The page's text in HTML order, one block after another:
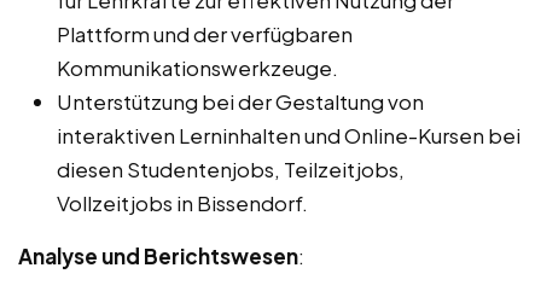
Plattform und der verfügbaren
Kommunikationswerkzeuge.
Unterstützung bei der Gestaltung von
interaktiven Lerninhalten und Online-Kursen bei
diesen Studentenjobs, Teilzeitjobs,
Vollzeitjobs in Bissendorf.
Analyse und Berichtswesen: